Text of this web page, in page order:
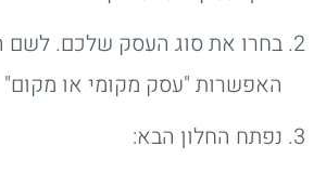
בחרו את סוג העסק שלכם. לשם
האפשרות "עסק מקומי או מקום"
נפתח החלון הבא: